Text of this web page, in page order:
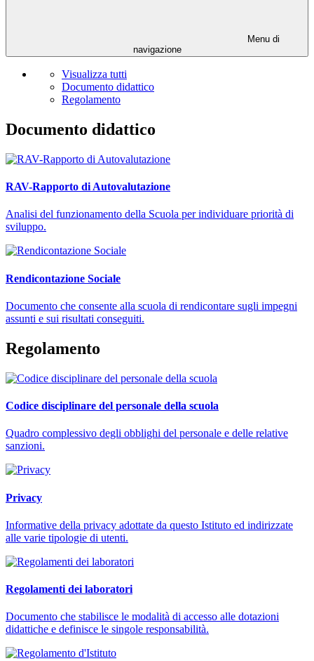
Menu di
navigazione
Visualizza tutti
Documento didattico
Regolamento
Documento didattico
RAV-Rapporto di Autovalutazione
Analisi del funzionamento della Scuola per individuare priorità di
sviluppo.
Rendicontazione Sociale
Documento che consente alla scuola di rendicontare sugli impegni
assunti e sui risultati conseguiti.
Regolamento
Codice disciplinare del personale della scuola
Quadro complessivo degli obblighi del personale e delle relative
sanzioni.
Privacy
Informative della privacy adottate da questo Istituto ed indirizzate
alle varie tipologie di utenti.
Regolamenti dei laboratori
Documento che stabilisce le modalità di accesso alle dotazioni
didattiche e definisce le singole responsabilità.